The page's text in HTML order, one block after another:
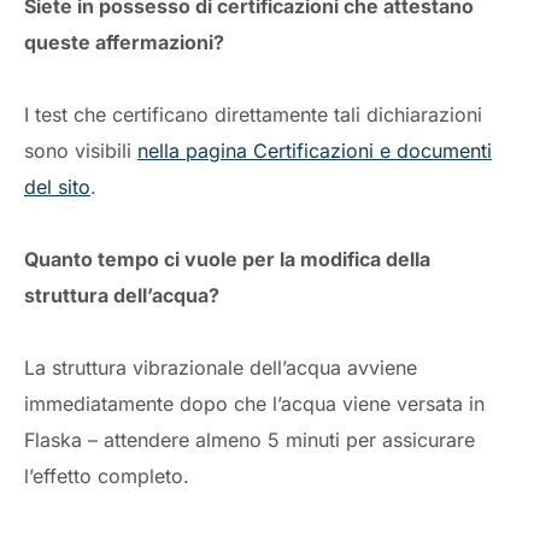
Siete in possesso di certificazioni che attestano
queste affermazioni?
I test che certificano direttamente tali dichiarazioni
sono visibili nella pagina Certificazioni e documenti
del sito.
Quanto tempo ci vuole per la modifica della
struttura dell’acqua?
La struttura vibrazionale dell’acqua avviene
immediatamente dopo che l’acqua viene versata in
Flaska – attendere almeno 5 minuti per assicurare
l’effetto completo.